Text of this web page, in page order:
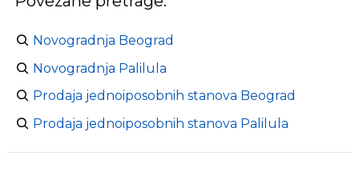
Novogradnja Beograd
Novogradnja Palilula
Prodaja jednoiposobnih stanova Beograd
Prodaja jednoiposobnih stanova Palilula